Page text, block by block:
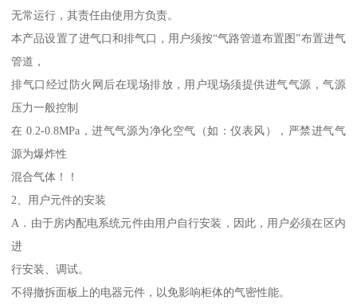
无常运行，其责任由使用方负责。
本产品设置了进气口和排气口，用户须按“气路管道布置图”布置进气
管道，
排气口经过防火网后在现场排放，用户现场须提供进气气源，气源
压力一般控制
在 0.2-0.8MPa，进气气源为净化空气（如：仪表风），严禁进气气
源为爆炸性
混合气体！！
2、用户元件的安装
A．由于房内配电系统元件由用户自行安装，因此，用户必须在区内
进
行安装、调试。
不得撤拆面板上的电器元件，以免影响柜体的气密性能。